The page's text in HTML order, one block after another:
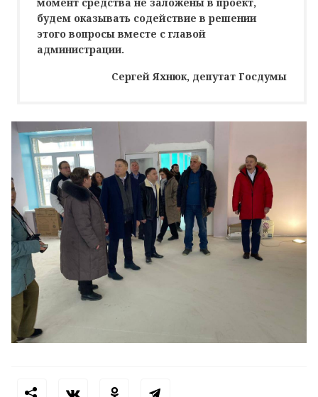
будем оказывать содействие в решении
этого вопросы вместе с главой
администрации.
Сергей Яхнюк, депутат Госдумы